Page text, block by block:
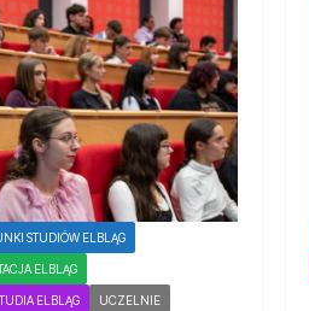
STUDIÓW ELBLĄG
ELBLĄG
ELBLĄG UCZELNIE